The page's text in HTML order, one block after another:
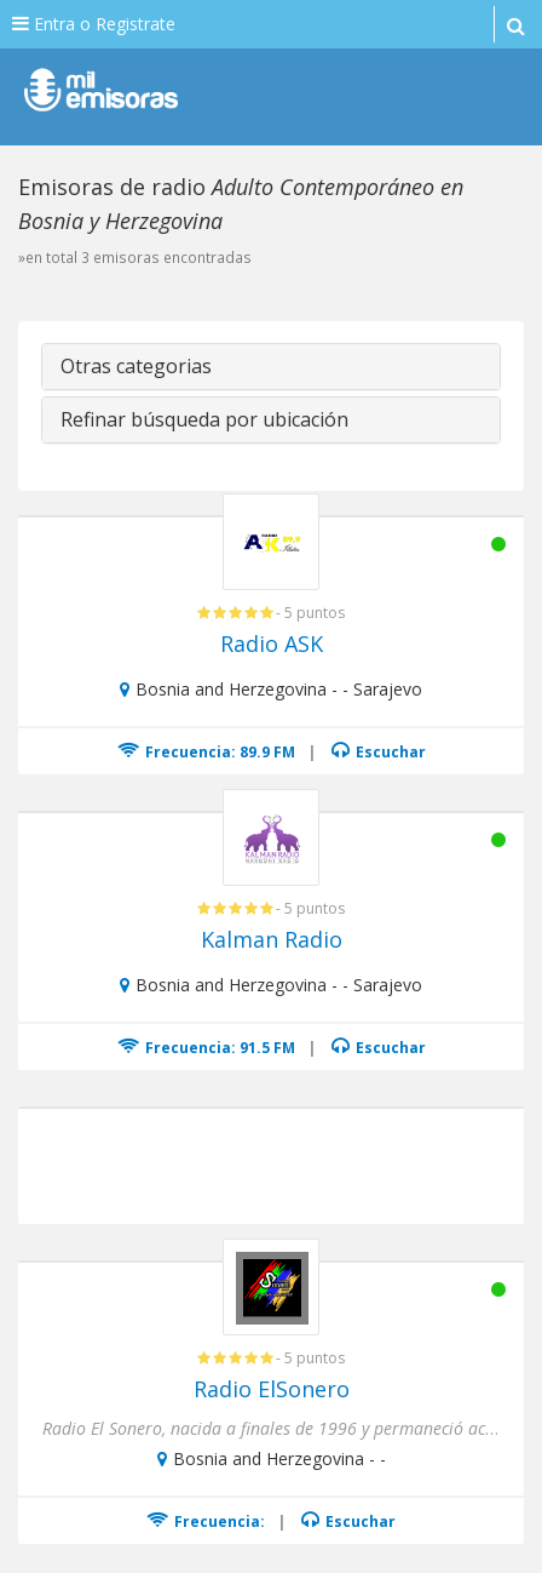
Entra o Registrate
Emisoras de radioAdulto Contemporáneo en
Bosnia y Herzegovina
»en total 3 emisoras encontradas
Otras categorias
Refinar búsqueda por ubicación
- 5 puntos
Radio ASK
Bosnia and Herzegovina - - Sarajevo
Frecuencia: 89.9 FM | Escuchar
- 5 puntos
Kalman Radio
Bosnia and Herzegovina - - Sarajevo
Frecuencia: 91.5 FM | Escuchar
- 5 puntos
Radio ElSonero
Radio El Sonero, nacida a finales de 1996 y permaneció activa hasta el mes de Diciembre 1998 en FM, vuelve al aire e...
Bosnia and Herzegovina - -
Frecuencia: | Escuchar